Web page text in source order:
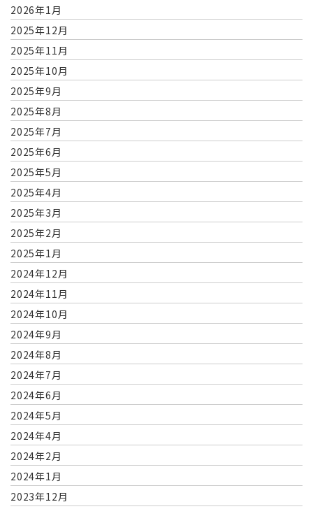
2026年1月
2025年12月
2025年11月
2025年10月
2025年9月
2025年8月
2025年7月
2025年6月
2025年5月
2025年4月
2025年3月
2025年2月
2025年1月
2024年12月
2024年11月
2024年10月
2024年9月
2024年8月
2024年7月
2024年6月
2024年5月
2024年4月
2024年2月
2024年1月
2023年12月